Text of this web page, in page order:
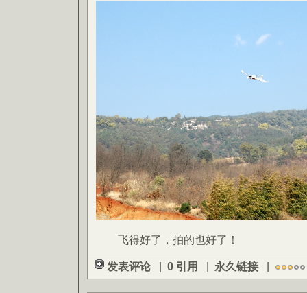
飞得好了，拍的也好了！
发表评论 | 0 引用 | 永久链接 |